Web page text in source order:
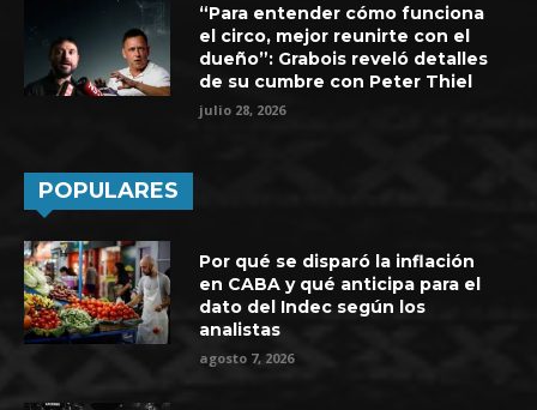
“Para entender cómo funciona
el circo, mejor reunirte con el
dueño”: Grabois reveló detalles
de su cumbre con Peter Thiel
julio 28, 2026
POPULARES
Por qué se disparó la inflación
en CABA y qué anticipa para el
dato del Indec según los
analistas
agosto 7, 2026